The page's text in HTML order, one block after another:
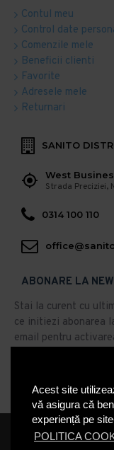
Acest site
vă asigura că
experiență pe
POLITICA
Contul meu
Control date
Comenzile mele
Beneficii clienti
Favorite
Adresele mele
Returnari
SANITO
West
Strada Preciziei,
0314 100 110
ABONARE LA
Stai la curent cu
ce initiezi abonarea
email pentru
Am citit şi sunt de
© 2019, Sanito